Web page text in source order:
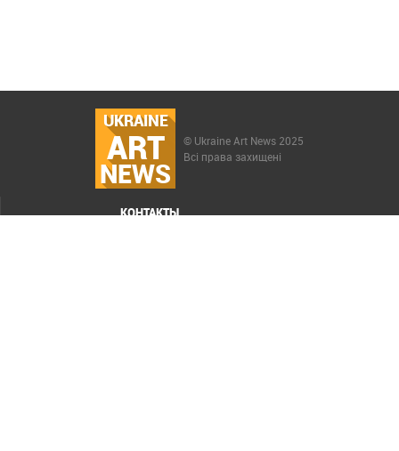
UKRAINE
ART
NEWS
© Ukraine Art News 2025
Всі права захищені
КОНТАКТЫ